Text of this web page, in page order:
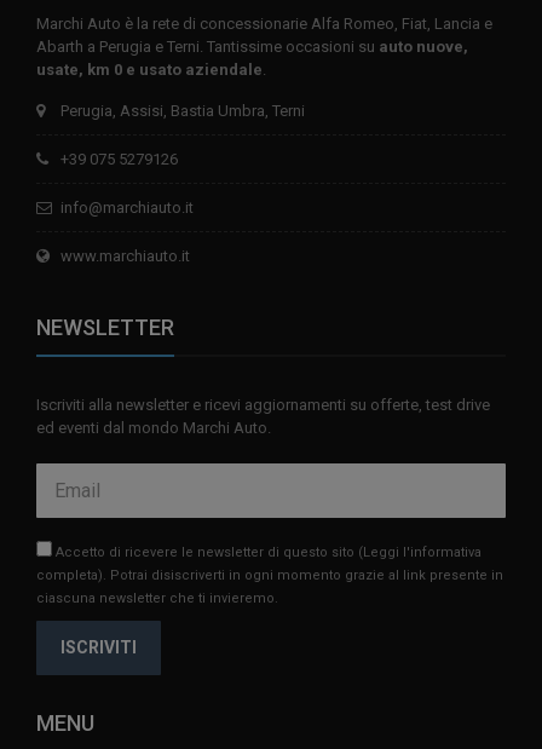
Marchi Auto è la rete di concessionarie Alfa Romeo, Fiat, Lancia e
Abarth a Perugia e Terni. Tantissime occasioni su auto nuove,
usate, km 0 e usato aziendale
Perugia, Assisi, Bastia Umbra, Terni
+39 075 5279126
info@marchiauto.it
www.marchiauto.it
NEWSLETTER
Iscriviti alla newsletter e ricevi aggiornamenti su offerte, test drive
ed eventi dal mondo Marchi Auto.
Accetto di ricevere le newsletter di questo sito (Leggi l'informativa
completa). Potrai disiscriverti in ogni momento grazie al link presente in
ciascuna newsletter che ti invieremo.
ISCRIVITI
MENU